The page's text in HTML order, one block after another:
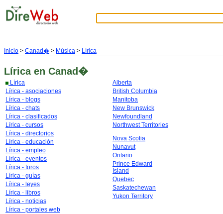
Inicio > Canad� > Música > Lírica
Lírica en Canad�
Lírica
Lírica - asociaciones
Lírica - blogs
Lírica - chats
Lírica - clasificados
Lírica - cursos
Lírica - directorios
Lírica - educación
Lírica - empleo
Lírica - eventos
Lírica - foros
Lírica - guías
Lírica - leyes
Lírica - libros
Lírica - noticias
Lírica - portales web
Alberta
British Columbia
Manitoba
New Brunswick
Newfoundland
Northwest Territories
Nova Scotia
Nunavut
Ontario
Prince Edward
Island
Quebec
Saskatechewan
Yukon Territory